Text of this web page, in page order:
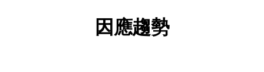
因應趨勢